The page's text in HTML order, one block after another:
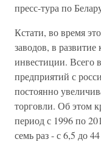
пресс-тура по
Кстати, во время
заводов, в
инвестиции. Всего
предприятий с
постоянно
торговли. Об этом
период с 1996 по
семь раз - с 6,5 до